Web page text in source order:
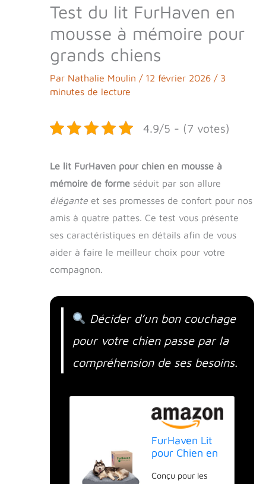
Test du lit FurHaven en
mousse à mémoire pour
grands chiens
Par Nathalie Moulin / 12 février 2026 / 3
minutes de lecture
4.9/5 - (7 votes)
Le lit FurHaven pour chien en mousse à
mémoire de forme séduit par son allure
élégante et ses promesses de confort pour nos
amis à quatre pattes. Ce test vous présente
ses caractéristiques en détails afin de vous
aider à faire le meilleur choix pour votre
compagnon.
Décider d’un bon couchage
pour votre chien passe par la
compréhension de ses besoins.
FurHaven Lit
pour Chien en
mémoire de
Conçu pour les